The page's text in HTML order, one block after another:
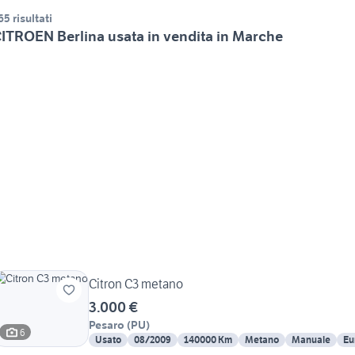
risultati
Berlina usata in vendita in Marche
6
Citron C3 metano
3.000 €
Pesaro (PU)
Usato 08/2009 140000 Km Metano Manuale